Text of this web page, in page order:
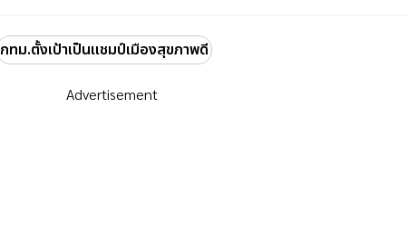
กทม.ตั้งเป้าเป็นแชมป์เมืองสุขภาพดี
Advertisement